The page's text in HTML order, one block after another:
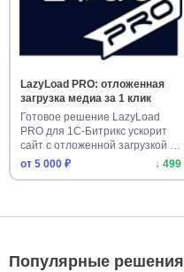
LazyLoad PRO: отложенная
загрузка медиа за 1 клик
Готовое решение LazyLoad
PRO для 1С-Битрикс ускорит
сайт с отложенной загрузкой …
от 5 000 ₽
↓ 499
Популярные решения